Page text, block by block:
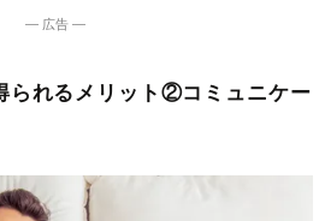
― 広告 ―
られるメリット②コミュニケー